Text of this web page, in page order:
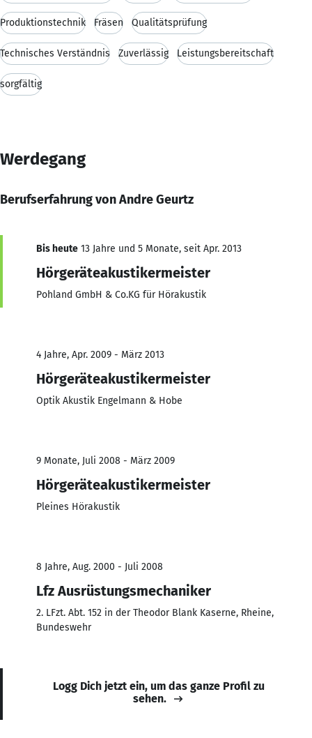
Produktionstechnik Fräsen Qualitätsprüfung
Technisches Verständnis Zuverlässig Leistungsbereitschaft
sorgfältig
Werdegang
Berufserfahrung von Andre Geurtz
Bis heute 13 Jahre und 5 Monate, seit Apr. 2013
Hörgeräteakustikermeister
Pohland GmbH & Co.KG für Hörakustik
4 Jahre, Apr. 2009 - März 2013
Hörgeräteakustikermeister
Optik Akustik Engelmann & Hobe
9 Monate, Juli 2008 - März 2009
Hörgeräteakustikermeister
Pleines Hörakustik
8 Jahre, Aug. 2000 - Juli 2008
Lfz Ausrüstungsmechaniker
2. LFzt. Abt. 152 in der Theodor Blank Kaserne, Rheine,
Bundeswehr
Logg Dich jetzt ein, um das ganze Profil zu
sehen.